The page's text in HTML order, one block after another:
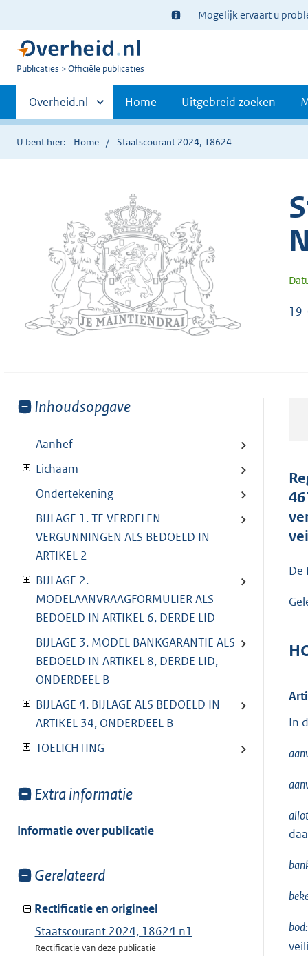
Ter
informatie:
Mogelijk ervaart u
U
Publicaties Officiële publicaties
Primaire
navigatie
Andere
sites
binnen
Overheid.nl Home Uitgebreid zoeken
U bent hier: Home Staatscourant 2024, 18624
Toon
van:
Inhoudsopgave
Aanhef
Lichaam
Ondertekening
BIJLAGE 1. TE VERDELEN
VERGUNNINGEN ALS BEDOELD IN
ARTIKEL 2
BIJLAGE 2.
MODELAANVRAAGFORMULIER ALS
BEDOELD IN ARTIKEL 6, DERDE LID
BIJLAGE 3. MODEL BANKGARANTIE ALS
BEDOELD IN ARTIKEL 8, DERDE LID,
ONDERDEEL B
BIJLAGE 4. BIJLAGE ALS BEDOELD IN
ARTIKEL 34, ONDERDEEL B
TOELICHTING
Toon
van:
Extra informatie
Informatie over publicatie
Toon
van:
Gerelateerd
Rectificatie en origineel
Staatscourant 2024, 18624 n1
Rectificatie van deze publicatie
De
In
bod: